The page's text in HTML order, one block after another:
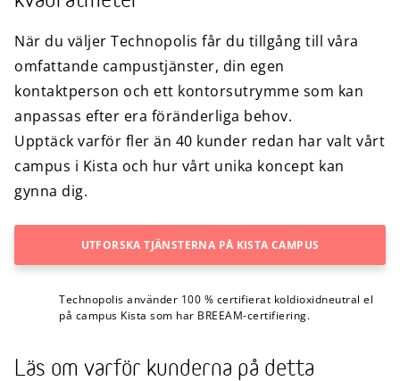
När du väljer Technopolis får du tillgång till våra
omfattande campustjänster, din egen
kontaktperson och ett kontorsutrymme som kan
anpassas efter era föränderliga behov.
Upptäck varför fler än 40 kunder redan har valt vårt
campus i Kista och hur vårt unika koncept kan
gynna dig.
UTFORSKA TJÄNSTERNA PÅ KISTA CAMPUS
Technopolis använder 100 % certifierat koldioxidneutral el
på campus Kista som har BREEAM-certifiering.
Läs om varför kunderna på detta